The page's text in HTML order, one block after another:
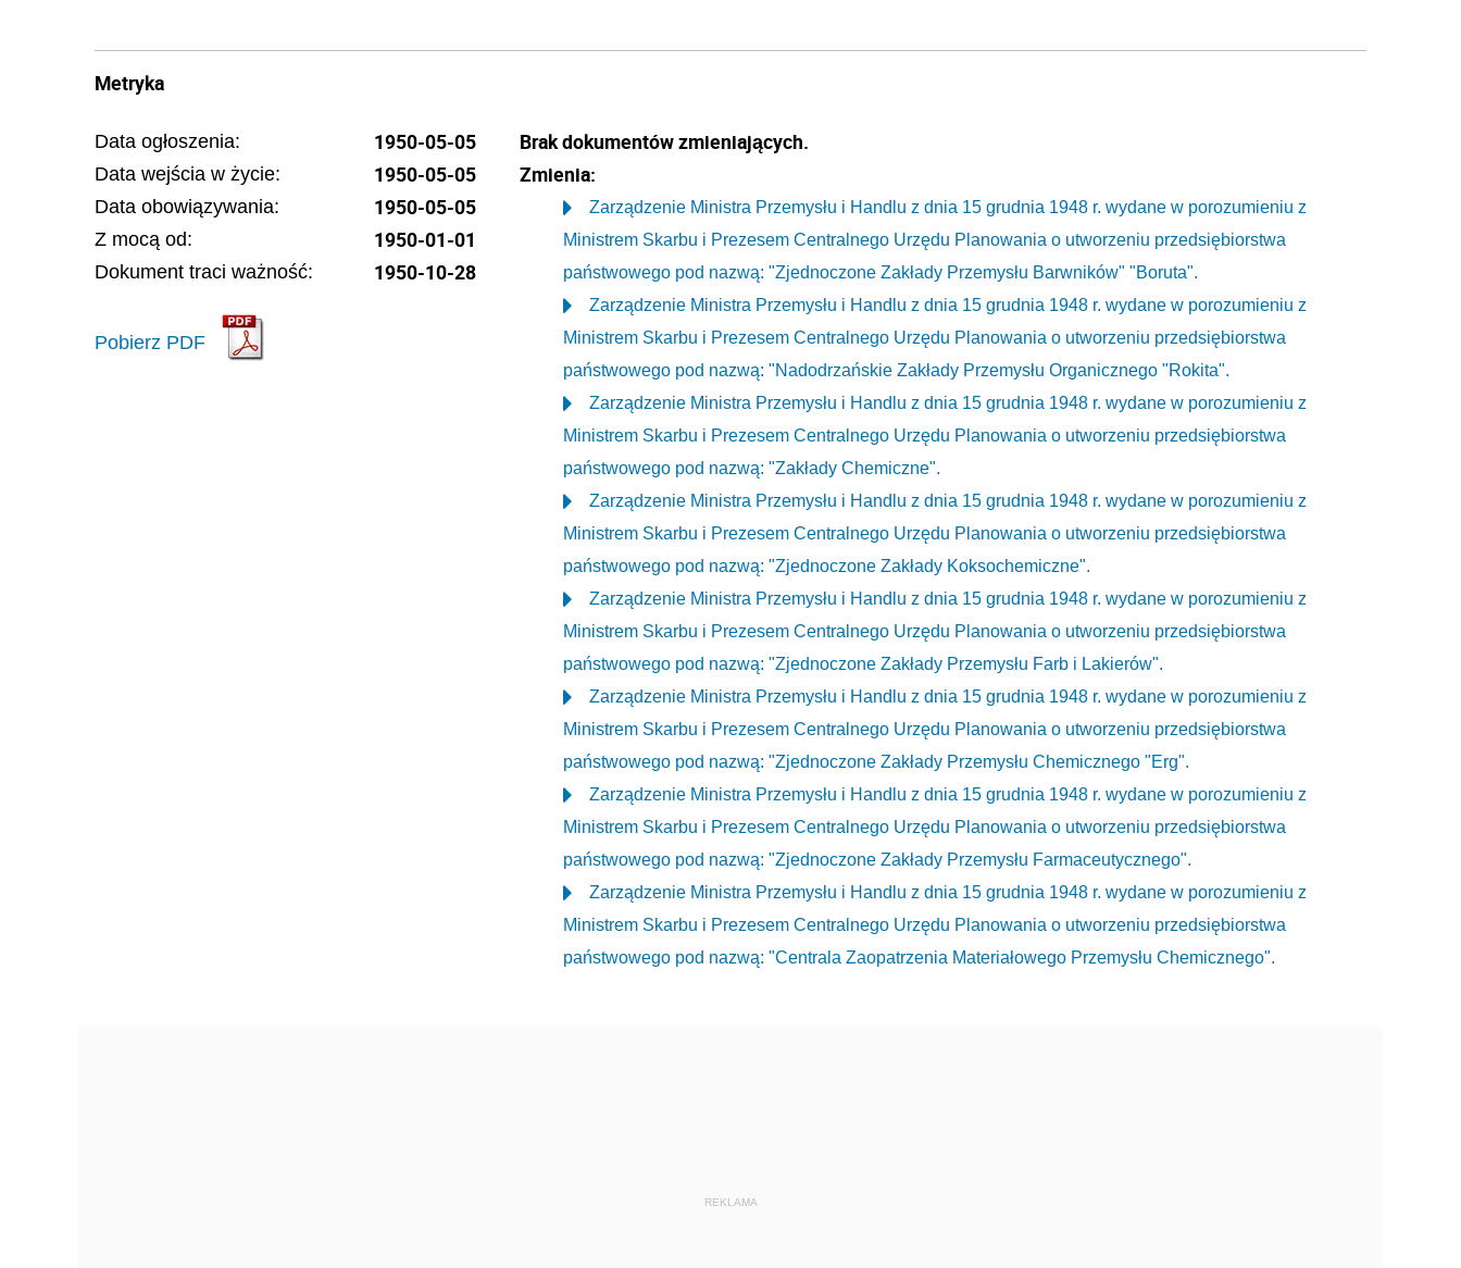
Metryka
Data ogłoszenia: 1950-05-05
Data wejścia w życie: 1950-05-05
Data obowiązywania: 1950-05-05
Z mocą od: 1950-01-01
Dokument traci ważność: 1950-10-28
Pobierz PDF
Brak dokumentów zmieniających.
Zmienia:
Zarządzenie Ministra Przemysłu i Handlu z dnia 15 grudnia 1948 r. wydane w porozumieniu z
Ministrem Skarbu i Prezesem Centralnego Urzędu Planowania o utworzeniu przedsiębiorstwa
państwowego pod nazwą: "Zjednoczone Zakłady Przemysłu Barwników" "Boruta".
Zarządzenie Ministra Przemysłu i Handlu z dnia 15 grudnia 1948 r. wydane w porozumieniu z
Ministrem Skarbu i Prezesem Centralnego Urzędu Planowania o utworzeniu przedsiębiorstwa
państwowego pod nazwą: "Nadodrzańskie Zakłady Przemysłu Organicznego "Rokita".
Zarządzenie Ministra Przemysłu i Handlu z dnia 15 grudnia 1948 r. wydane w porozumieniu z
Ministrem Skarbu i Prezesem Centralnego Urzędu Planowania o utworzeniu przedsiębiorstwa
państwowego pod nazwą: "Zakłady Chemiczne".
Zarządzenie Ministra Przemysłu i Handlu z dnia 15 grudnia 1948 r. wydane w porozumieniu z
Ministrem Skarbu i Prezesem Centralnego Urzędu Planowania o utworzeniu przedsiębiorstwa
państwowego pod nazwą: "Zjednoczone Zakłady Koksochemiczne".
Zarządzenie Ministra Przemysłu i Handlu z dnia 15 grudnia 1948 r. wydane w porozumieniu z
Ministrem Skarbu i Prezesem Centralnego Urzędu Planowania o utworzeniu przedsiębiorstwa
państwowego pod nazwą: "Zjednoczone Zakłady Przemysłu Farb i Lakierów".
Zarządzenie Ministra Przemysłu i Handlu z dnia 15 grudnia 1948 r. wydane w porozumieniu z
Ministrem Skarbu i Prezesem Centralnego Urzędu Planowania o utworzeniu przedsiębiorstwa
państwowego pod nazwą: "Zjednoczone Zakłady Przemysłu Chemicznego "Erg".
Zarządzenie Ministra Przemysłu i Handlu z dnia 15 grudnia 1948 r. wydane w porozumieniu z
Ministrem Skarbu i Prezesem Centralnego Urzędu Planowania o utworzeniu przedsiębiorstwa
państwowego pod nazwą: "Zjednoczone Zakłady Przemysłu Farmaceutycznego".
Zarządzenie Ministra Przemysłu i Handlu z dnia 15 grudnia 1948 r. wydane w porozumieniu z
Ministrem Skarbu i Prezesem Centralnego Urzędu Planowania o utworzeniu przedsiębiorstwa
państwowego pod nazwą: "Centrala Zaopatrzenia Materiałowego Przemysłu Chemicznego".